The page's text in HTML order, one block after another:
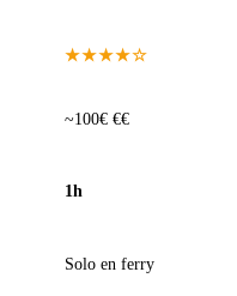
★★★★☆
~100€ €€
1h
Solo en ferry